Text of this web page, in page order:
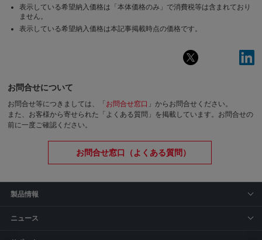
表示している希望納入価格は「本体価格のみ」で消費税等は含まれており
ません。
表示している希望納入価格は本記事掲載時点の価格です。
お問合せについて
お問合せ等につきましては、「 お問合せ窓口 」からお問合せください。
また、お客様から寄せられた「よくある質問」を掲載しています。お問合せの
前に一度ご確認ください。
お問合せ窓口（よくある質問）
製品情報
ニュース